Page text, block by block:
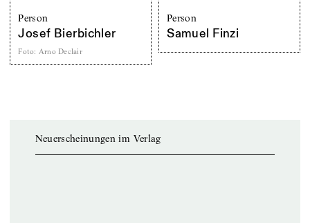
Person
Josef Bierbichler
Foto: Arno Declair
Person
Samuel Finzi
Neuerscheinungen im Verlag